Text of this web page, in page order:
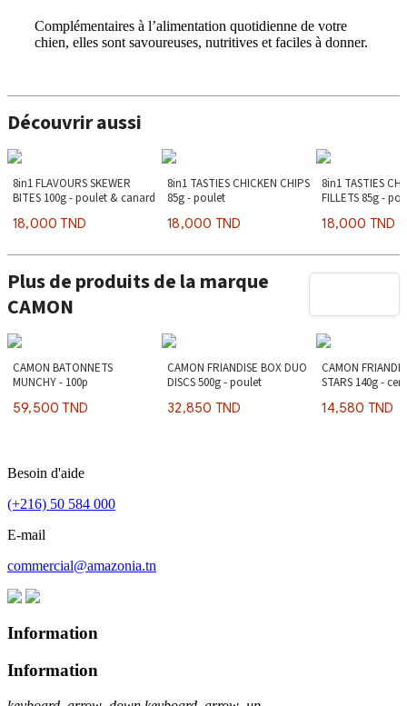
Complémentaires à l’alimentation quotidienne de votre
chien, elles sont savoureuses, nutritives et faciles à donner.
Découvrir aussi
8in1 FLAVOURS SKEWER
BITES 100g - poulet & canard
18,000 TND
8in1 TASTIES CHICKEN CHIPS
85g - poulet
18,000 TND
8in1 TASTIES
FILLETS 85g -
18,000 TND
Plus de produits de la marque
CAMON
CAMON BATONNETS
MUNCHY - 100p
59,500 TND
CAMON FRIANDISE BOX DUO
DISCS 500g - poulet
32,850 TND
CAMON
STARS 140g - cerf
14,580 TND
Besoin d'aide
(+216) 50 584 000
E-mail
commercial@amazonia.tn
Information
Information